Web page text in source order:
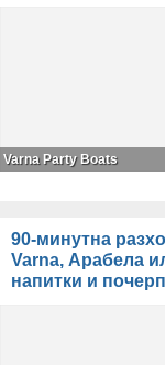
Varna Party Boats
90-минутна
Varna, Арабела
напитки и